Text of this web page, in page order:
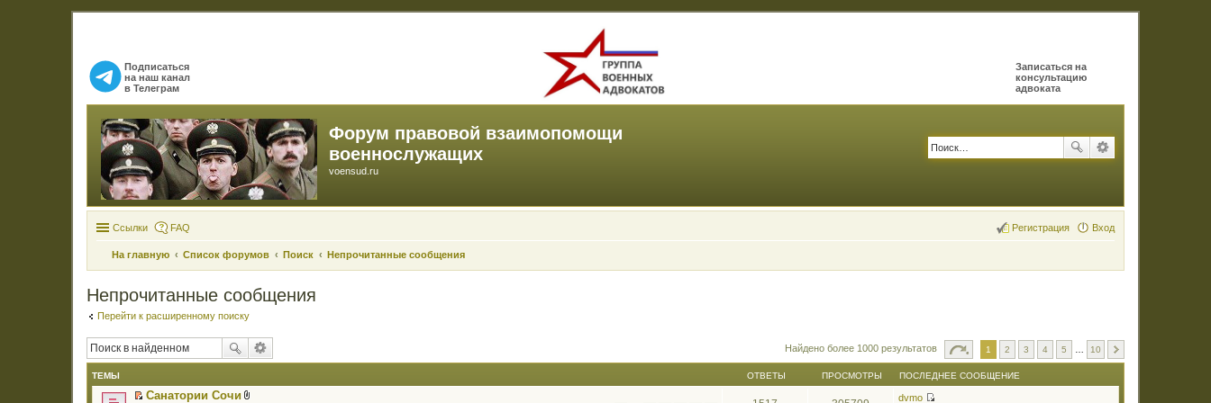
Подписаться
на наш канал
в Телеграм
Записаться на
консультацию
адвоката
Форум правовой взаимопомощи
военнослужащих
voensud.ru
Ссылки FAQ Вход
Регистрация
На главную Список форумов Поиск Непрочитанные сообщения
Непрочитанные сообщения
Перейти к расширенному поиску
Найдено более 1000 результатов 1 2 3 4 5 10
ТЕМЫ ОТВЕТЫ ПРОСМОТРЫ ПОСЛЕДНЕЕ СООБЩЕНИЕ
Санатории Сочи
dvmo